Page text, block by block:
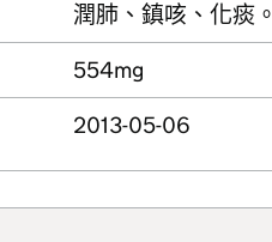
潤肺、鎮咳、化痰。
554mg
2013-05-06